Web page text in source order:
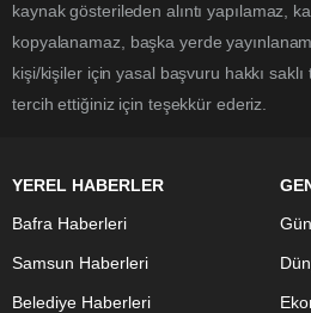
kaynak gösterileden alıntı yapılamaz,
kopyalanamaz, başka yerde
kişi/kişiler için yasal başvuru hakkı
tercih ettiğiniz için teşekkür ederiz.
YEREL HABERLER
Bafra Haberleri
Samsun Haberleri
Belediye Haberleri